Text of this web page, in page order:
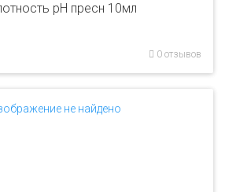
рH пресн 10мл
0 отзывов